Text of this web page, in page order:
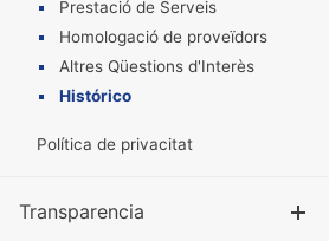
Prestació de Serveis
Homologació de proveïdors
Altres Qüestions d'Interès
Histórico
Política de privacitat
Transparencia